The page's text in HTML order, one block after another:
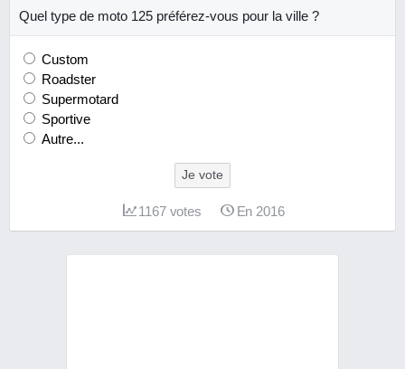
Quel type de moto 125 préférez-vous pour la ville ?
Custom
Roadster
Supermotard
Sportive
Autre...
Je vote
1167votes En 2016